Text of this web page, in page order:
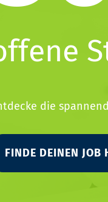
die
FINDE DEINEN JOB